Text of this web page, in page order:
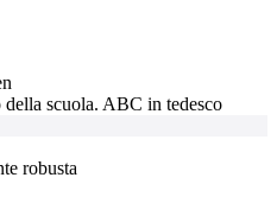
scuola. ABC in tedesco
robusta